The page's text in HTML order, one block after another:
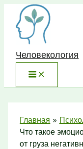
Перейти
содержимому
Человекология
Главная
Что такое
от груза